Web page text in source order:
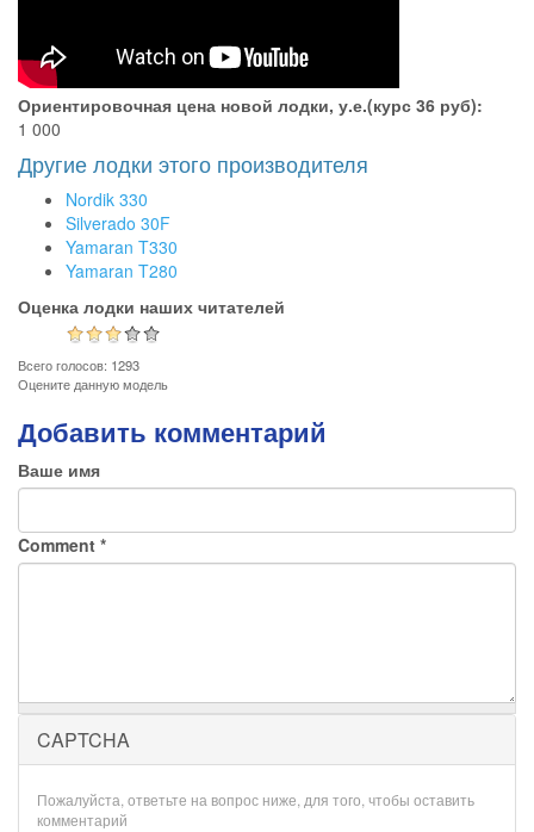
Ориентировочная цена новой лодки, у.е.(курс 36 руб):
1 000
Другие лодки этого производителя
Nordik 330
Silverado 30F
Yamaran T330
Yamaran T280
Оценка лодки наших читателей
Всего голосов: 1293
Оцените данную модель
Добавить комментарий
Ваше имя
Comment *
CAPTCHA
Пожалуйста, ответьте на вопрос ниже, для того, чтобы оставить
комментарий